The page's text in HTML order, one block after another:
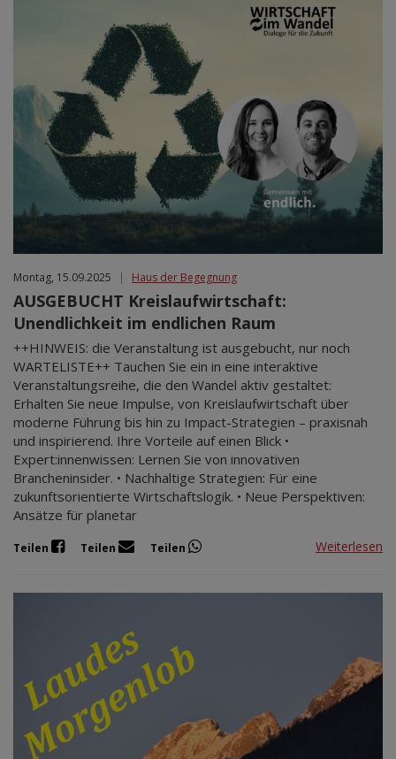
Montag, 15.09.2025 | Haus der Begegnung
AUSGEBUCHT Kreislaufwirtschaft:
Unendlichkeit im endlichen Raum
++HINWEIS: die Veranstaltung ist ausgebucht, nur noch
WARTELISTE++ Tauchen Sie ein in eine interaktive
Veranstaltungsreihe, die den Wandel aktiv gestaltet:
Erhalten Sie neue Impulse, von Kreislaufwirtschaft über
moderne Führung bis hin zu Impact-Strategien – praxisnah
und inspirierend. Ihre Vorteile auf einen Blick •
Expert:innenwissen: Lernen Sie von innovativen
Brancheninsider. • Nachhaltige Strategien: Für eine
zukunftsorientierte Wirtschaftslogik. • Neue Perspektiven:
Ansätze für planetar
Teilen Teilen Teilen Weiterlesen